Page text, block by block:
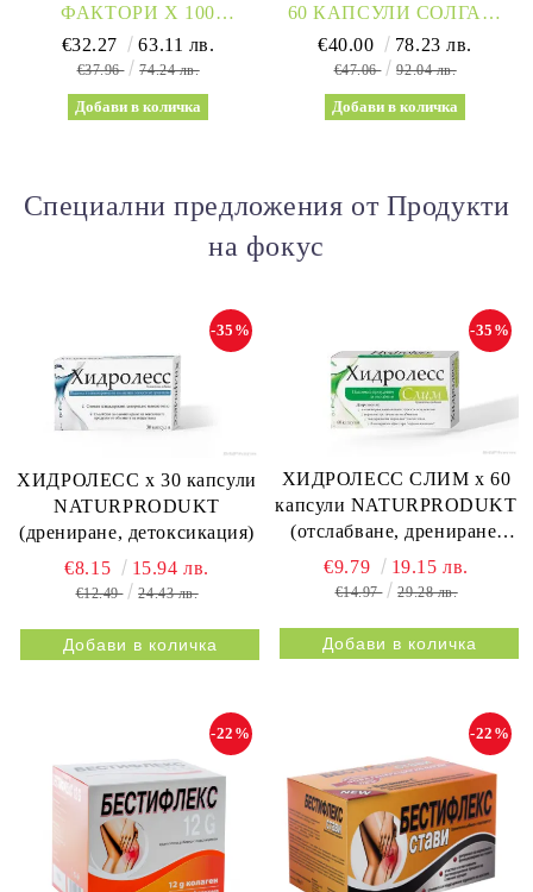
ФАКТОРИ Х 100
ТАБЛЕТКИ СОЛГАР |
LIPOTROPIC FACTORS
€32.27 63.11 лв.
€37.96 74.24 лв.
60 КАПСУЛИ СОЛГАР |
TONALIN CLA SOLGAR
€40.00 78.23 лв.
€47.06 92.04 лв.
Специални предложения от Продукти
на фокус
ХИДРОЛЕСС х 30 капсули
NATURPRODUKT
(дрениране, детоксикация)
-35%
€8.15 15.94 лв.
€12.49 24.43 лв.
ХИДРОЛЕСС СЛИМ х 60
капсули NATURPRODUKT
(отслабване, дрениране,
метаболизъм)
-35%
€9.79 19.15 лв.
€14.97 29.28 лв.
-22% -22%